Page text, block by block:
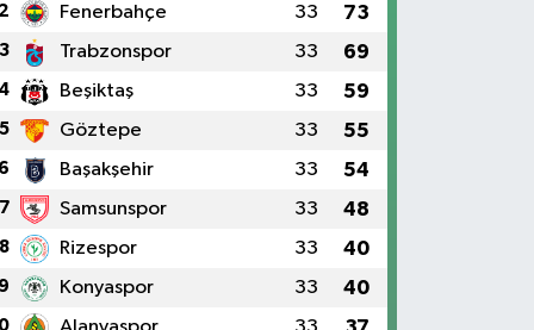
2 Fenerbahçe 33 73
3 Trabzonspor 33 69
4 Beşiktaş 33 59
5 Göztepe 33 55
6 Başakşehir 33 54
7 Samsunspor 33 48
8 Rizespor 33 40
9 Konyaspor 33 40